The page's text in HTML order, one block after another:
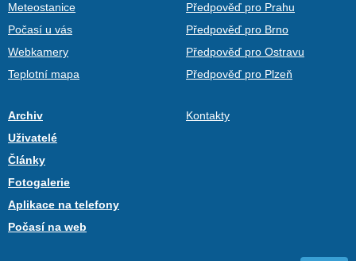
Meteostanice
Počasí u vás
Webkamery
Teplotní mapa
Předpověď pro Prahu
Předpověď pro Brno
Předpověď pro Ostravu
Předpověď pro Plzeň
Archiv
Uživatelé
Články
Fotogalerie
Aplikace na telefony
Počasí na web
Kontakty